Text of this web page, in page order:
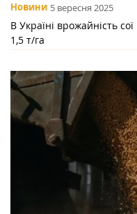
Новини 5 вересня 2025
В Україні врожайність
1,5 т/га